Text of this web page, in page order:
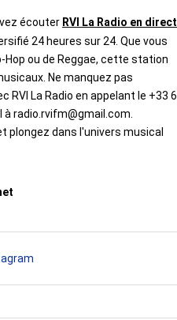
écouter RVI La Radio en direct
24 heures sur 24. Que vous
Hop ou de Reggae, cette station
Ne manquez pas
RVI La Radio en appelant le +33 6
radio.rvifm@gmail.com.
plongez dans l'univers musical